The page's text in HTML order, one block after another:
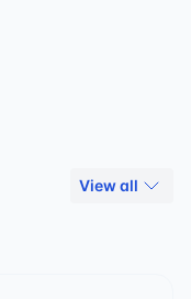
View all